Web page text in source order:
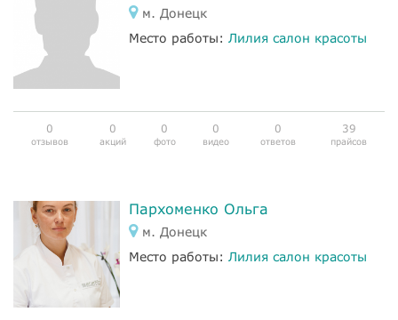
м. Донецк
Место работы: Лилия салон красоты
0
отзывов
0
акций
0
фото
0
видео
0
ответов
39
прайсов
Пархоменко Ольга
м. Донецк
Место работы: Лилия салон красоты